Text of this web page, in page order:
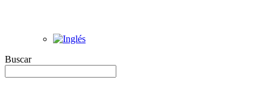
Buscar